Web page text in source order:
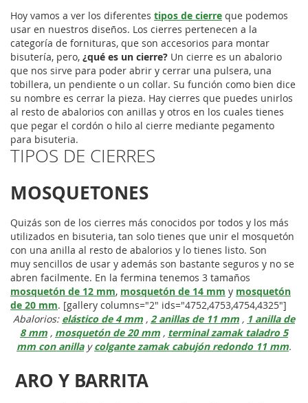
Hoy vamos a ver los diferentes tipos de cierre que podemos
usar en nuestros diseños. Los cierres pertenecen a la
categoría de fornituras, que son accesorios para montar
bisutería, pero, ¿qué es un cierre? Un cierre es un abalorio
que nos sirve para poder abrir y cerrar una pulsera, una
tobillera, un pendiente o un collar. Su función como bien dice
su nombre es cerrar la pieza. Hay cierres que puedes unirlos
al resto de abalorios con anillas y otros en los cuales tienes
que pegar el cordón o hilo al cierre mediante pegamento
para bisuteria.
TIPOS DE CIERRES
MOSQUETONES
Quizás son de los cierres más conocidos por todos y los más
utilizados en bisuteria, tan solo tienes que unir el mosquetón
con una anilla al resto de abalorios y lo tienes listo. Son
muy sencillos de usar y además son bastante seguros y no se
abren facilmente. En la fermina tenemos 3 tamaños
mosquetón de 12 mm, mosquetón de 14 mm y mosquetón
de 20 mm. [gallery columns="2" ids="4752,4753,4754,4325"]
Abalorios: elástico de 4 mm , 2 anillas de 11 mm , 1 anilla de
8 mm , mosquetón de 20 mm , terminal zamak taladro 5
mm con anillaycolgante zamak cabujón redondo 11 mm.
ARO Y BARRITA